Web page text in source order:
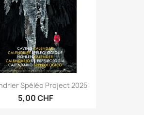
Spéléo Project 2025
5,00 CHF